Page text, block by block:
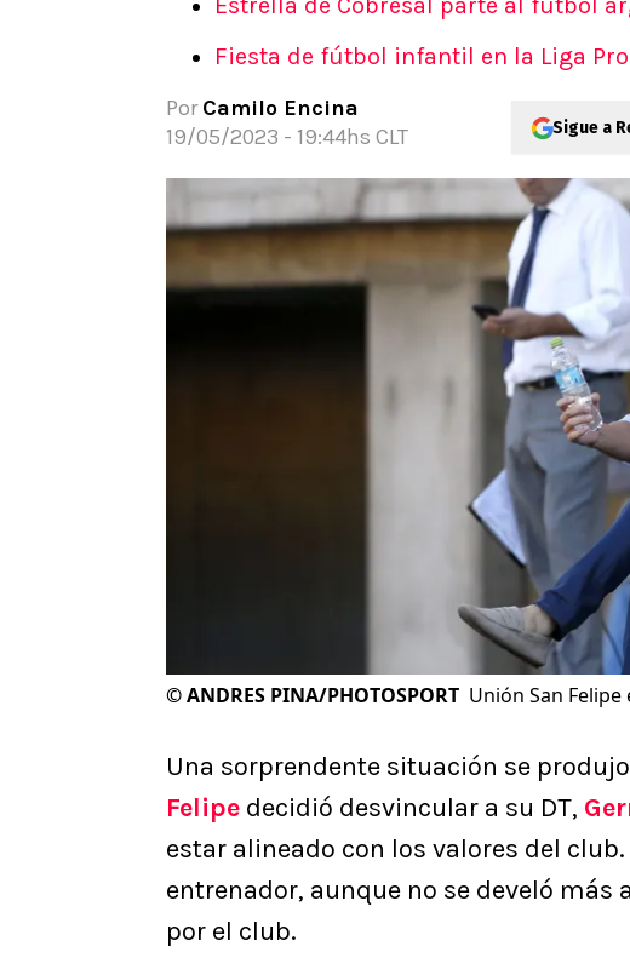
Fiesta de fútbol infantil en la Liga
Por Camilo Encina
19/05/2023 - 19:44hs CLT
Sigue a
©ANDRES PINA/PHOTOSPORT Unión San Felipe
Una sorprendente situación se
Felipe decidió desvincular a su DT,
estar alineado con los valores del
entrenador, aunque no se develó
por el club.